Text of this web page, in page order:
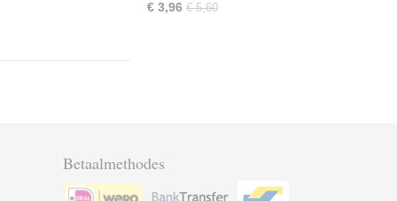
€ 3,96 € 5,60
Betaalmethodes